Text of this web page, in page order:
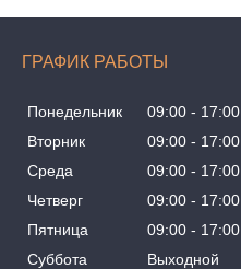
ГРАФИК РАБОТЫ
Понедельник 09:00 17:00
Вторник
09:00 17:00
Среда
09:00 17:00
Четверг
09:00 17:00
Пятница
09:00 17:00
Суббота
Выходной